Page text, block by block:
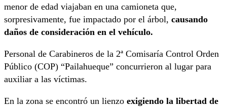
menor de edad viajaban en una camioneta que,
sorpresivamente, fue impactado por el árbol, causando
daños de consideración en el vehículo.
Personal de Carabineros de la 2ª Comisaría Control Orden
Público (COP) “Pailahueque” concurrieron al lugar para
auxiliar a las víctimas.
En la zona se encontró un lienzo exigiendo la libertad de